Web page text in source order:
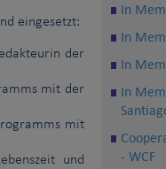
In
In
In
In
- WCF
eingesetzt:
der
mit der
mit
und